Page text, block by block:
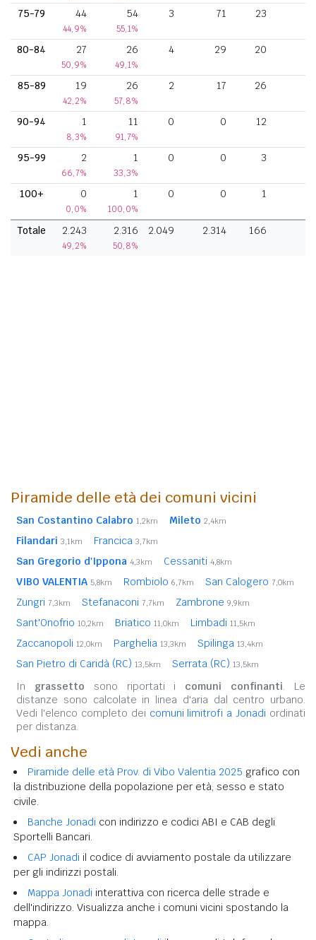
75-79 44
44,9%
54
55,1%
3 71 23
80-84 27
50,9%
26
49,1%
4 29 20
85-89 19
42,2%
26
57,8%
2 17 26
90-94 1
8,3%
11
91,7%
0 0 12
95-99 2
66,7%
1
33,3%
0 0 3
100+ 0
0,0%
1
100,0%
0 0 1
Totale 2.243
49,2%
2.316
50,8%
2.049 2.314 166
Piramide delle età dei comuni vicini
San Costantino Calabro 1,2km Mileto 2,4km
Filandari 3,1km Francica 3,7km
San Gregorio d'Ippona 4,3km Cessaniti 4,8km
VIBO VALENTIA 5,8km Rombiolo 6,7km San Calogero 7,0km
Zungri 7,3km Stefanaconi 7,7km Zambrone 9,9km
Sant'Onofrio 10,2km Briatico 11,0km Limbadi 11,5km
Zaccanopoli 12,0km Parghelia 13,3km Spilinga 13,4km
San Pietro di Caridà (RC) 13,5km Serrata (RC) 13,5km
In grassetto sono riportati i comuni confinanti. Le
distanze sono calcolate in linea d'aria dal centro urbano.
Vedi l'elenco completo dei comuni limitrofi a Jonadi ordinati
per distanza.
Vedi anche
Piramide delle età Prov. di Vibo Valentia 2025 grafico con
la distribuzione della popolazione per età, sesso e stato
civile.
Banche Jonadi con indirizzo e codici ABI e CAB degli
Sportelli Bancari.
CAP Jonadi il codice di avviamento postale da utilizzare
per gli indirizzi postali.
Mappa Jonadi interattiva con ricerca delle strade e
dell'indirizzo. Visualizza anche i comuni vicini spostando la
mappa.